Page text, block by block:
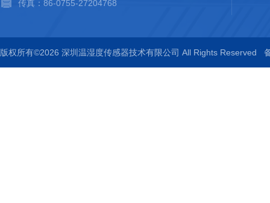
传真：86-0755-27204768
版权所有©2026 深圳温湿度传感器技术有限公司 All Rights Reserved